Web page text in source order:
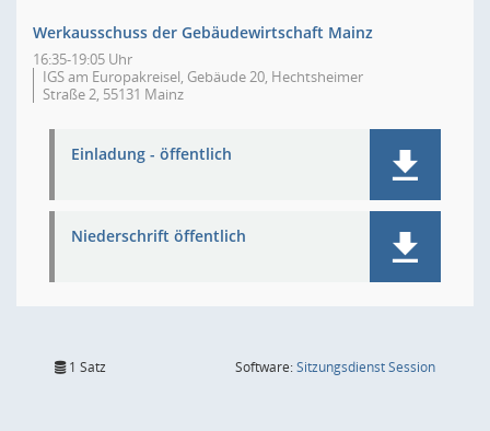
Werkausschuss der Gebäudewirtschaft Mainz
16:35-19:05 Uhr
IGS am Europakreisel, Gebäude 20, Hechtsheimer
Straße 2, 55131 Mainz
Einladung - öffentlich
Niederschrift öffentlich
1 Satz Software:SitzungsdienstSession(Wird in